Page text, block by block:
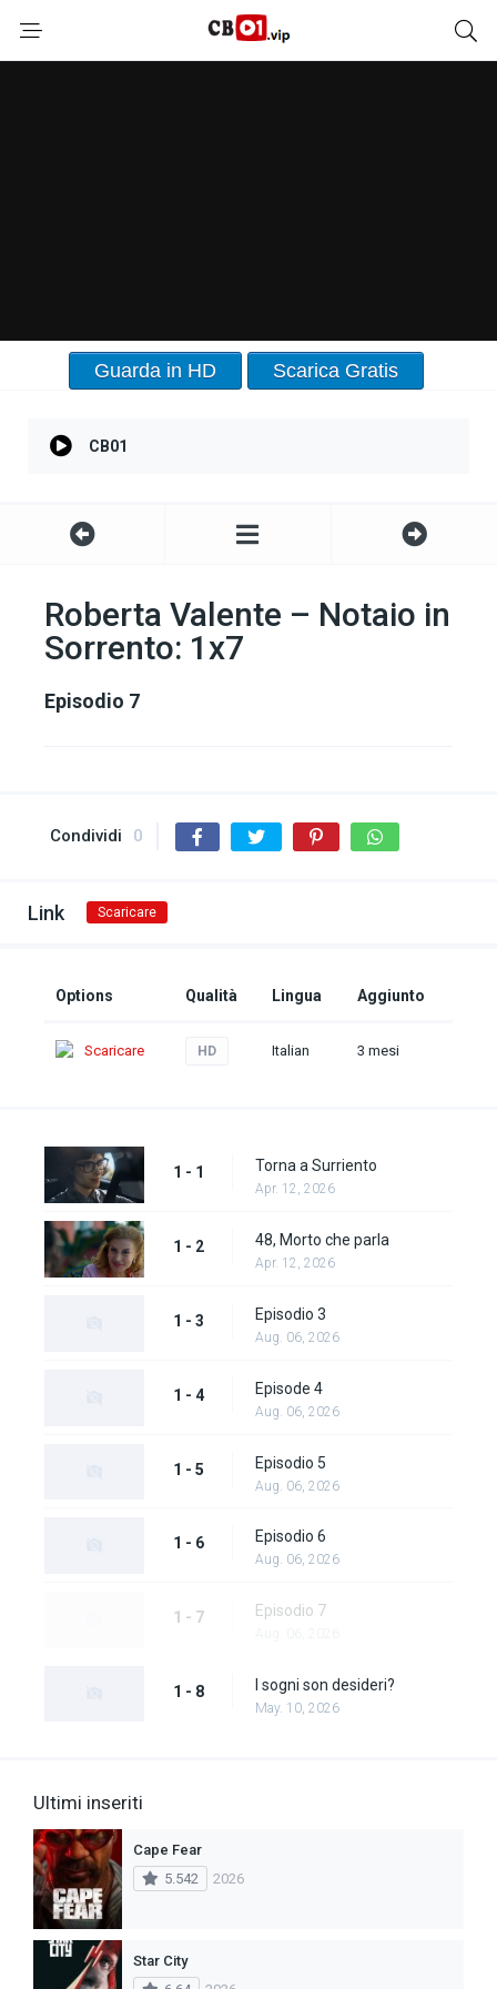
Guarda in HD Scarica Gratis
CB01
Roberta Valente – Notaio in
Sorrento: 1x7
Episodio 7
Condividi 0
Link Scaricare
Options Qualità Lingua Aggiunto
Scaricare HD Italian 3 mesi
1 - 1 Torna a Surriento
Apr. 12, 2026
1 - 2 48, Morto che parla
Apr. 12, 2026
1 - 3 Episodio 3
Aug. 06, 2026
1 - 4 Episode 4
Aug. 06, 2026
1 - 5 Episodio 5
Aug. 06, 2026
1 - 6 Episodio 6
Aug. 06, 2026
1 - 7 Episodio 7
1 - 8 I sogni son desideri?
May. 10, 2026
Ultimi inseriti
Cape Fear
5.542
2026
Star City